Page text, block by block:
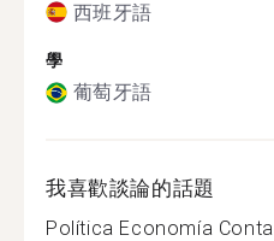
西班牙語
學
葡萄牙語
我喜歡談論的話題
Política Economía